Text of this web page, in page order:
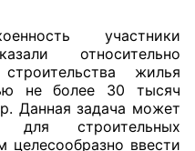
участники
относительно
жилья
не более 30 тысяч
Данная задача может
для строительных
целесообразно ввести